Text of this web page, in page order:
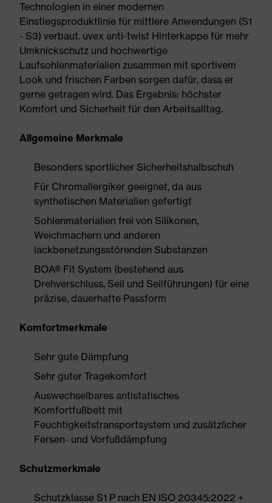
Technologien in einer modernen
Einstiegsproduktlinie für mittlere Anwendungen (S1
- S3) verbaut. uvex anti-twist Hinterkappe für mehr
Umknickschutz und hochwertige
Laufsohlenmaterialien zusammen mit sportivem
Look und frischen Farben sorgen dafür, dass er
gerne getragen wird. Das Ergebnis: höchster
Komfort und Sicherheit für den Arbeitsalltag.
Allgemeine Merkmale
Besonders sportlicher Sicherheitshalbschuh
Für Chromallergiker geeignet, da aus
synthetischen Materialien gefertigt
Sohlenmaterialien frei von Silikonen,
Weichmachern und anderen
lackbenetzungsstörenden Substanzen
BOA® Fit System (bestehend aus
Drehverschluss, Seil und Seilführungen) für eine
präzise, dauerhafte Passform
Komfortmerkmale
Sehr gute Dämpfung
Sehr guter Tragekomfort
Auswechselbares antistatisches
Komfortfußbett mit
Feuchtigkeitstransportsystem und zusätzlicher
Fersen- und Vorfußdämpfung
Schutzmerkmale
Schutzklasse S1 P nach EN ISO 20345:2022 +